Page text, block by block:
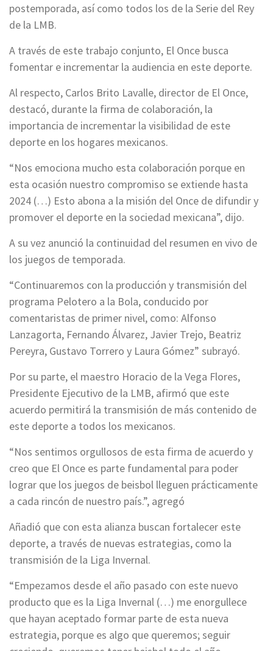
postemporada, así como todos los de la Serie del Rey
de la LMB.
A través de este trabajo conjunto, El Once busca
fomentar e incrementar la audiencia en este deporte.
Al respecto, Carlos Brito Lavalle, director de El Once,
destacó, durante la firma de colaboración, la
importancia de incrementar la visibilidad de este
deporte en los hogares mexicanos.
“Nos emociona mucho esta colaboración porque en
esta ocasión nuestro compromiso se extiende hasta
2024 (…) Esto abona a la misión del Once de difundir y
promover el deporte en la sociedad mexicana”, dijo.
A su vez anunció la continuidad del resumen en vivo de
los juegos de temporada.
“Continuaremos con la producción y transmisión del
programa Pelotero a la Bola, conducido por
comentaristas de primer nivel, como: Alfonso
Lanzagorta, Fernando Álvarez, Javier Trejo, Beatriz
Pereyra, Gustavo Torrero y Laura Gómez” subrayó.
Por su parte, el maestro Horacio de la Vega Flores,
Presidente Ejecutivo de la LMB, afirmó que este
acuerdo permitirá la transmisión de más contenido de
este deporte a todos los mexicanos.
“Nos sentimos orgullosos de esta firma de acuerdo y
creo que El Once es parte fundamental para poder
lograr que los juegos de beisbol lleguen prácticamente
a cada rincón de nuestro país.”, agregó
Añadió que con esta alianza buscan fortalecer este
deporte, a través de nuevas estrategias, como la
transmisión de la Liga Invernal.
“Empezamos desde el año pasado con este nuevo
producto que es la Liga Invernal (…) me enorgullece
que hayan aceptado formar parte de esta nueva
estrategia, porque es algo que queremos; seguir